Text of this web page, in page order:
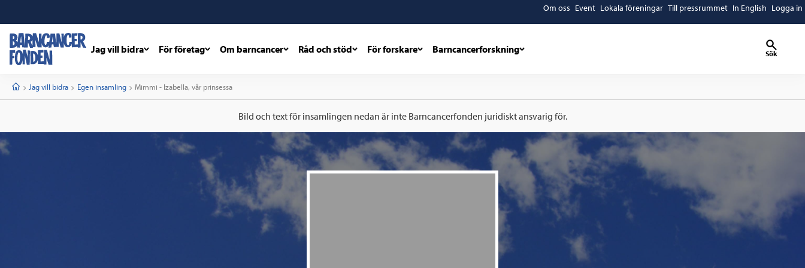
Om oss Event Lokala föreningar Till pressrummet In English Logga in
Jag vill bidra För företag Om barncancer Råd och stöd För forskare Barncancerforskning Sök
StartJag vill bidra Egen insamling Current:
Mimmi - Izabella, vår prinsessa
Bild och text för insamlingen nedan är inte Barncancerfonden juridiskt ansvarig för.